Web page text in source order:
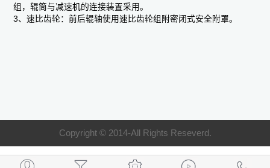
组，辊筒与减速机的连接装置采用。
3、速比齿轮：前后辊轴使用速比齿轮组附密闭式安全附罩。
Copyright © 2014-All Rights Reseverd.